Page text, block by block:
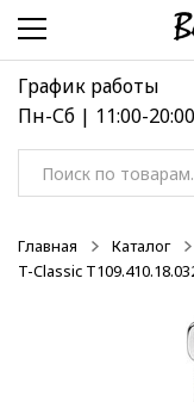
Перейти
навигации
Перейти
содержимому
График работы
Пн-Сб | 11:00-20:00
Искать:
Главная Каталог
T-Classic
-50%